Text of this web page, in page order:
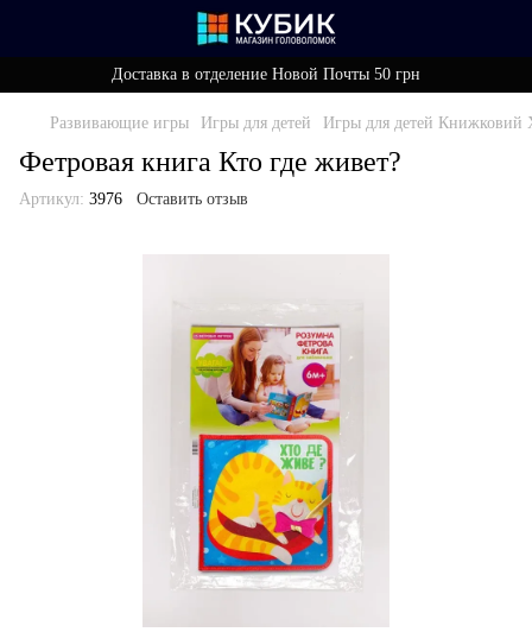
Доставка в отделение Новой Почты 50 грн
Развивающие игры Игры для детей Игры для детей Книжковий
Фетровая книга Кто где живет?
Артикул: 3976 Оставить отзыв